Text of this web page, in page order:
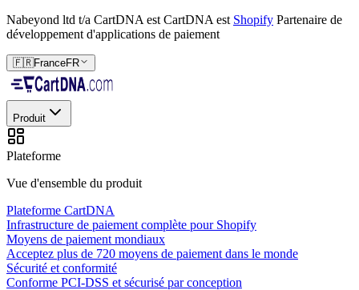
Nabeyond ltd t/a CartDNA est CartDNA est Shopify Partenaire de
développement d'applications de paiement
🇫🇷FranceFR
Produit
Plateforme
Vue d'ensemble du produit
Plateforme CartDNA
Infrastructure de paiement complète pour Shopify
Moyens de paiement mondiaux
Acceptez plus de 720 moyens de paiement dans le monde
Sécurité et conformité
Conforme PCI-DSS et sécurisé par conception